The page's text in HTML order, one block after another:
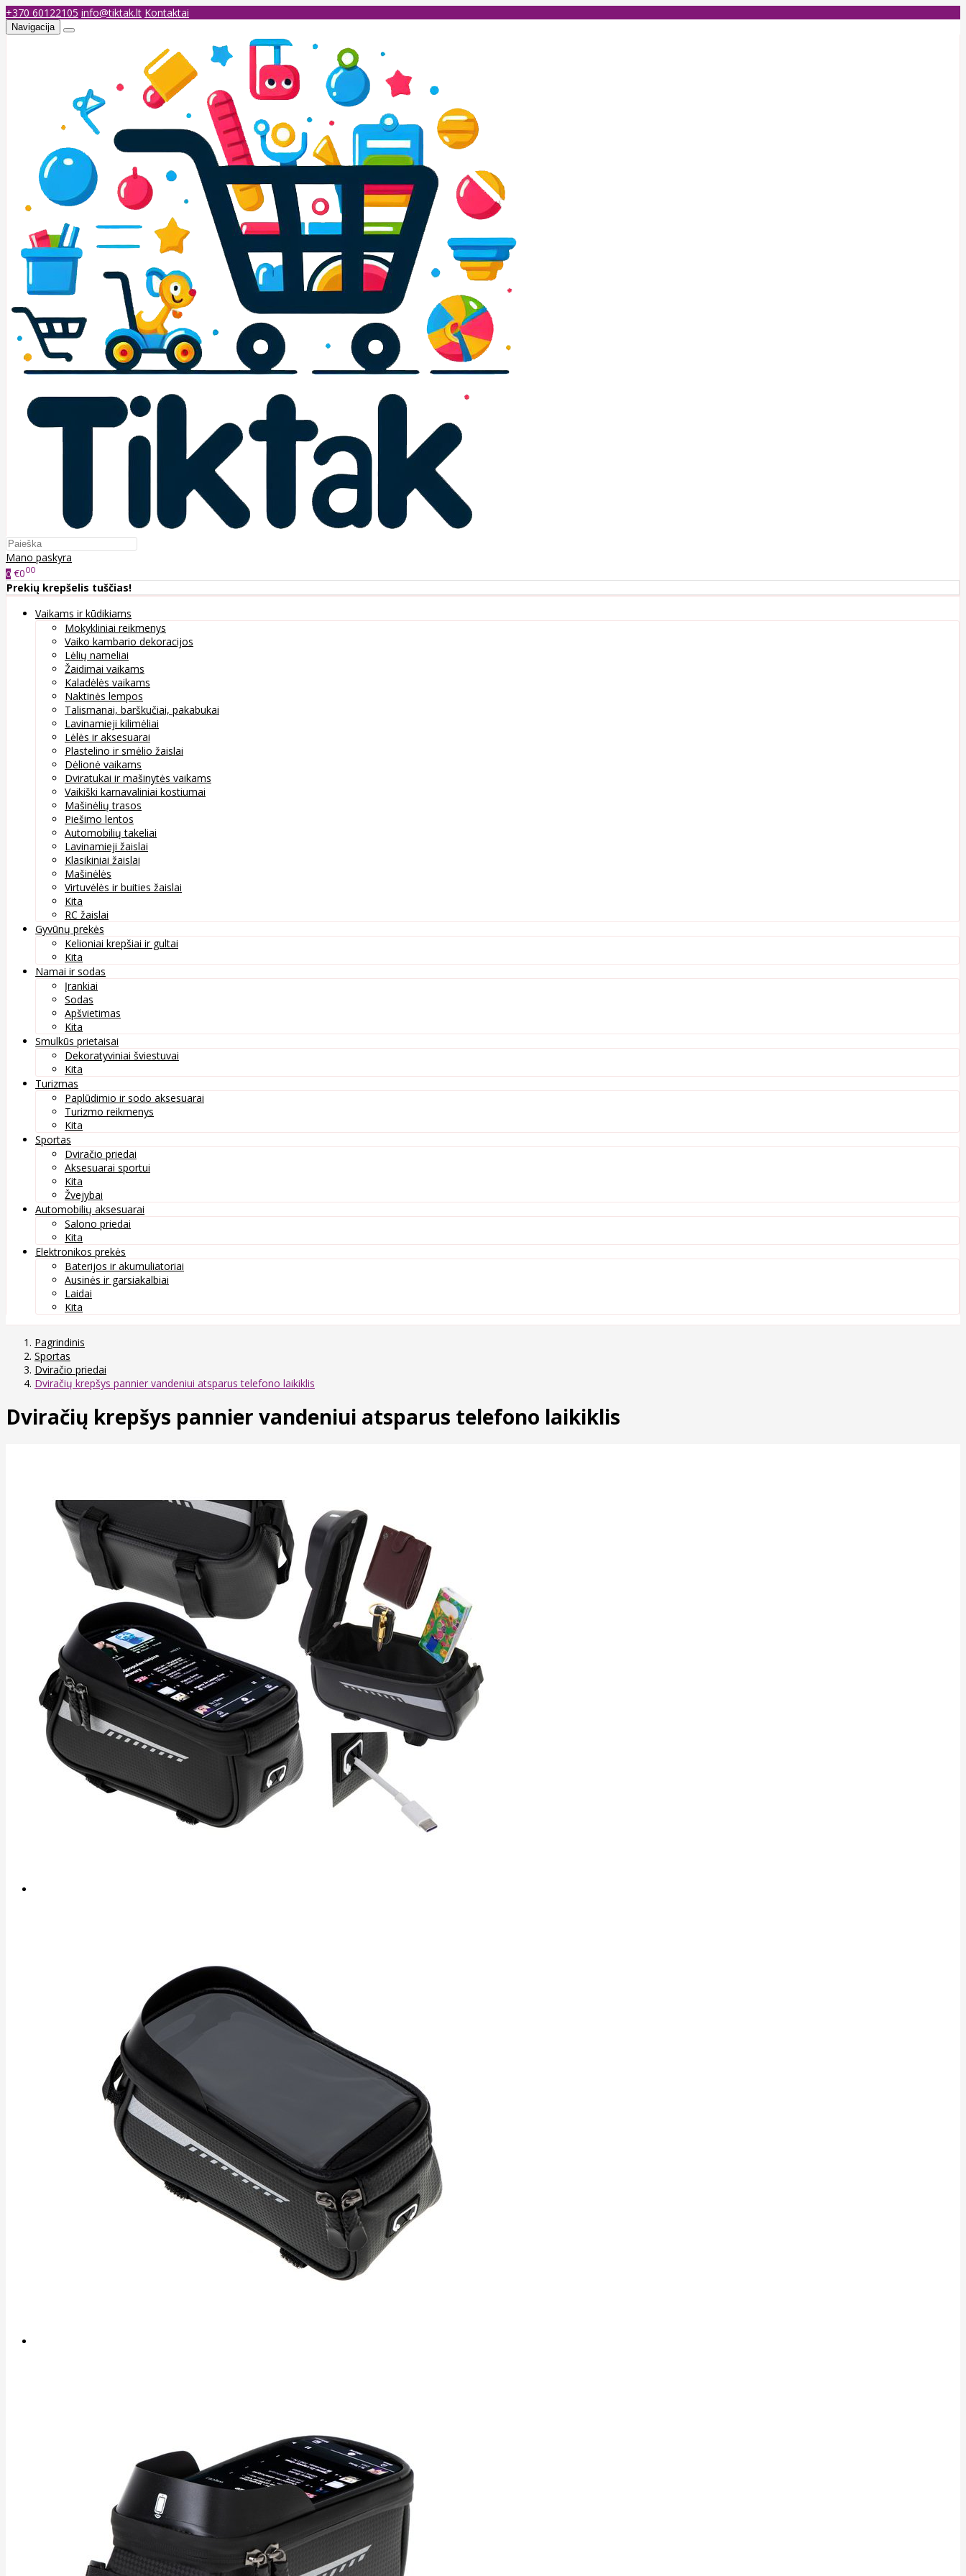
+370 60122105 info@tiktak.lt Kontaktai
Navigacija
Mano paskyra
0 €000
Prekių krepšelis tuščias!
Vaikams ir kūdikiams
Mokykliniai reikmenys
Vaiko kambario dekoracijos
Lėlių nameliai
Žaidimai vaikams
Kaladėlės vaikams
Naktinės lempos
Talismanai, barškučiai, pakabukai
Lavinamieji kilimėliai
Lėlės ir aksesuarai
Plastelino ir smėlio žaislai
Dėlionė vaikams
Dviratukai ir mašinytės vaikams
Vaikiški karnavaliniai kostiumai
Mašinėlių trasos
Piešimo lentos
Automobilių takeliai
Lavinamieji žaislai
Klasikiniai žaislai
Mašinėlės
Virtuvėlės ir buities žaislai
Kita
RC žaislai
Gyvūnų prekės
Kelioniai krepšiai ir gultai
Kita
Namai ir sodas
Įrankiai
Sodas
Apšvietimas
Kita
Smulkūs prietaisai
Dekoratyviniai šviestuvai
Kita
Turizmas
Paplūdimio ir sodo aksesuarai
Turizmo reikmenys
Kita
Sportas
Dviračio priedai
Aksesuarai sportui
Kita
Žvejybai
Automobilių aksesuarai
Salono priedai
Kita
Elektronikos prekės
Baterijos ir akumuliatoriai
Ausinės ir garsiakalbiai
Laidai
Kita
Pagrindinis
Sportas
Dviračio priedai
Dviračių krepšys pannier vandeniui atsparus telefono laikiklis
Dviračių krepšys pannier vandeniui atsparus telefono laikiklis